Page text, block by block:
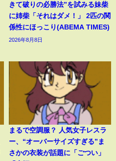
きて破りの必勝法”を試みる妹柴
に姉柴「それはダメ！」 2匹の関
係性にほっこり(ABEMA TIMES)
2026年8月8日
まるで空調服？ 人気女子レスラ
ー、“オーバーサイズすぎる”ま
さかの衣装が話題に「ごつい」